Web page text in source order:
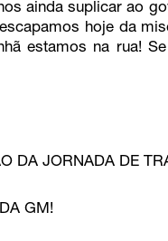
ainda suplicar ao
hoje da
estamos na rua!
DA JORNADA DE
GM!